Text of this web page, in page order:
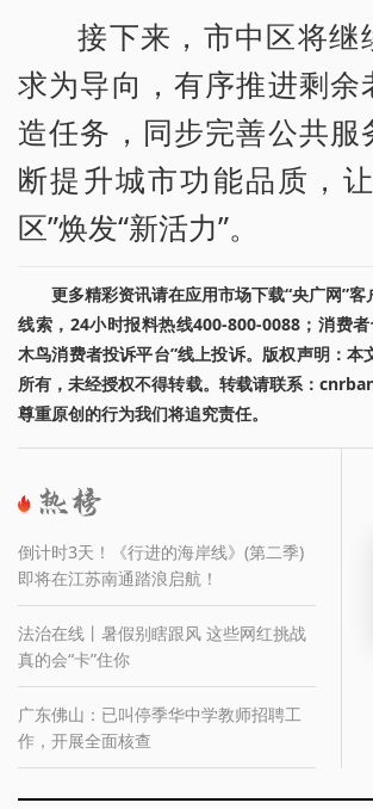
接下来，市中区将继
求为导向，有序推进剩余
造任务，同步完善公共服
断提升城市功能品质，
区”焕发“新活力”。
更多精彩资讯请在应用市场下载“央广网”
线索，24小时报料热线400-800-0088；消费
木鸟消费者投诉平台”线上投诉。版权声明：本
所有，未经授权不得转载。转载请联系：
尊重原创的行为我们将追究责任。
倒计时3天！《行进的海岸线》(第二季)
即将在江苏南通踏浪启航！
法治在线丨暑假别瞎跟风 这些网红挑战
真的会“卡”住你
广东佛山：已叫停季华中学教师招聘工
作，开展全面核查